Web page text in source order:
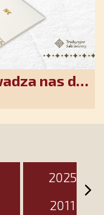
nas do
pakiet
2025
2011